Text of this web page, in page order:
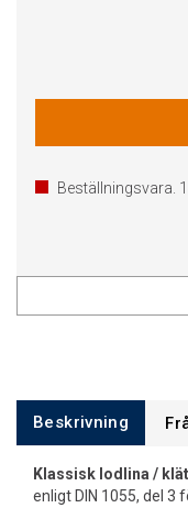
Beställningsvara.
Beskrivning
Klassisk lodlina /
enligt DIN 1055, del 3